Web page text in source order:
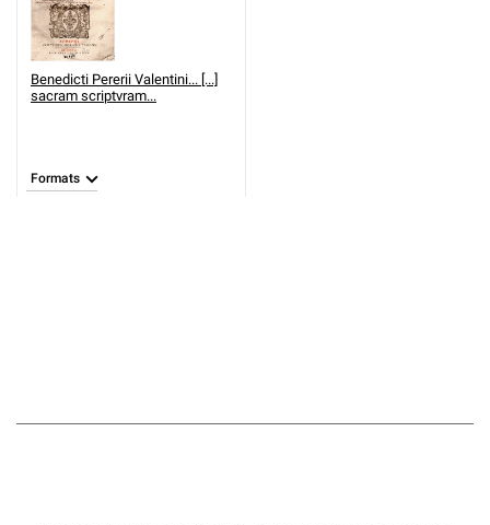
Benedicti Pererii Valentini... [...]
sacram scriptvram...
Formats